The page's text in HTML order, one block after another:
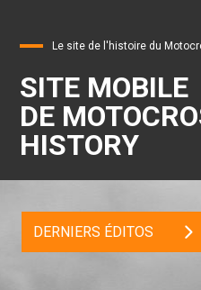
Le site de l'histoire du
SITE MOBILE
DE
HISTORY
DERNIERS ÉDITOS